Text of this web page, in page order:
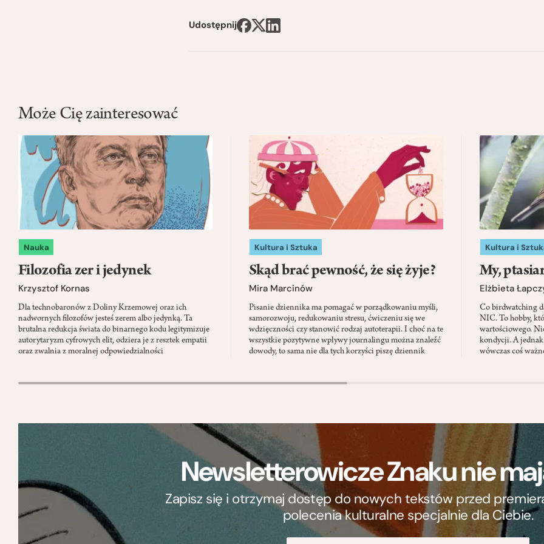
Udostępnij
Może Cię zainteresować
Nauka
Filozofia zer i jedynek
Krzysztof Kornas
Dla technobaronów z Doliny Krzemowej oraz ich
nadwornych filozofów jesteś zerem albo jedynką. Ta
brutalna redukcja świata do binarnego kodu legitymizuje
autorytaryzm cyfrowych elit, odziera je z resztek empatii
oraz zwalnia z moralnej odpowiedzialności
Kultura i Sztuka
Skąd brać pewność, że się żyje?
Mira Marcinów
Pisanie dziennika ma pomagać w porządkowaniu myśli,
samorozwoju, redukowaniu stresu, ćwiczeniu się we
wdzięczności czy stanowić rodzaj autoterapii. I choć na te
wszystkie pozytywne wpływy journalingu można znaleźć
dowody, to sama nie dla tych korzyści piszę dziennik
Kultura i
My,
Elżbieta
Co birdwatching
NIC. To hobby,
wartościowego.
kondycji. A jednak
wówczas coś
Newsletterowicze Znaku nie
Zapisz się i otrzymaj dostęp do nowych tekstów przed
polecenia kulturalne specjalnie dla Ciebie.